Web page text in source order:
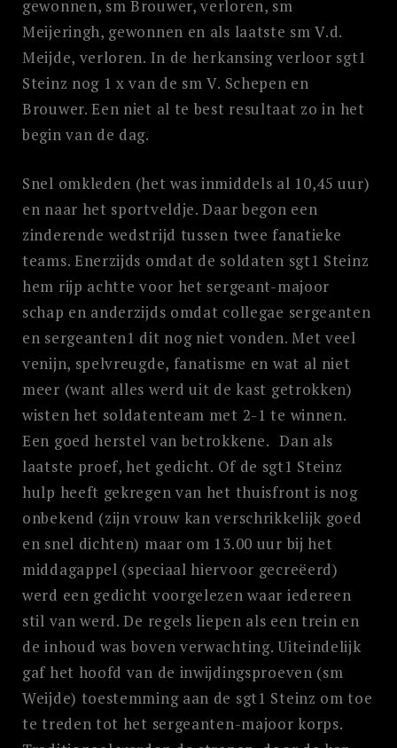
gewonnen, sm Brouwer, verloren, sm
Meijeringh, gewonnen en als laatste sm V.d.
Meijde, verloren. In de herkansing verloor sgt1
Steinz nog 1 x van de sm V. Schepen en
Brouwer. Een niet al te best resultaat zo in het
begin van de dag.
Snel omkleden (het was inmiddels al 10,45 uur)
en naar het sportveldje. Daar begon een
zinderende wedstrijd tussen twee fanatieke
teams. Enerzijds omdat de soldaten sgt1 Steinz
hem rijp achtte voor het sergeant-majoor
schap en anderzijds omdat collegae sergeanten
en sergeanten1 dit nog niet vonden. Met veel
venijn, spelvreugde, fanatisme en wat al niet
meer (want alles werd uit de kast getrokken)
wisten het soldatenteam met 2-1 te winnen.
Een goed herstel van betrokkene. Dan als
laatste proef, het gedicht. Of de sgt1 Steinz
hulp heeft gekregen van het thuisfront is nog
onbekend (zijn vrouw kan verschrikkelijk goed
en snel dichten) maar om 13.00 uur bij het
middagappel (speciaal hiervoor gecreëerd)
werd een gedicht voorgelezen waar iedereen
stil van werd. De regels liepen als een trein en
de inhoud was boven verwachting. Uiteindelijk
gaf het hoofd van de inwijdingsproeven (sm
Weijde) toestemming aan de sgt1 Steinz om toe
te treden tot het sergeanten-majoor korps.